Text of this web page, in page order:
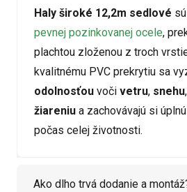
Haly široké 12,2m sedlové sú
pevnej pozinkovanej ocele,
plachtou zloženou z troch
kvalitnému PVC prekrytiu sa
odolnosťou voči vetru, snehu,
žiareniu a zachovávajú si
počas celej životnosti.
Ako dlho trvá dodanie a